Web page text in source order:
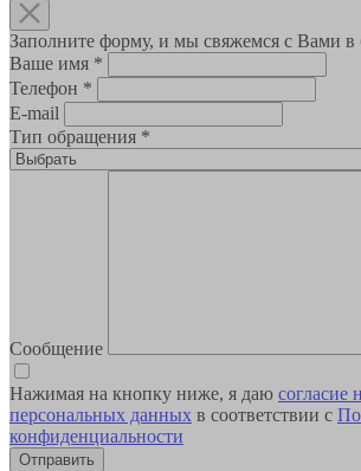
Заполните форму, и мы свяжемся с Вами
Ваше имя *
Телефон *
E-mail
Тип обращения *
Сообщение
Нажимая на кнопку ниже, я даю согласие
персональных данных в соответствии с
конфиденциальности